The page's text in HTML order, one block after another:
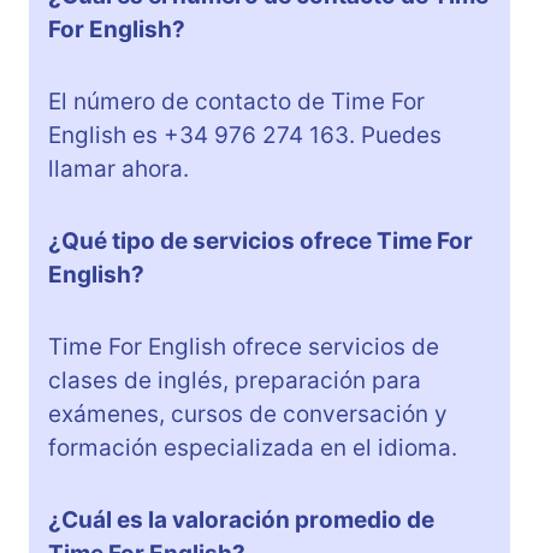
For English?
El número de contacto de Time For
English es +34 976 274 163. Puedes
llamar ahora.
¿Qué tipo de servicios ofrece Time For
English?
Time For English ofrece servicios de
clases de inglés, preparación para
exámenes, cursos de conversación y
formación especializada en el idioma.
¿Cuál es la valoración promedio de